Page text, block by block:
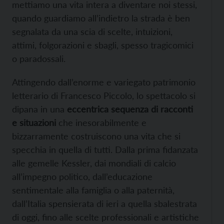
mettiamo una vita intera a diventare noi stessi,
quando guardiamo all’indietro la strada è ben
segnalata da una scia di scelte, intuizioni,
attimi, folgorazioni e sbagli, spesso tragicomici
o paradossali.
Attingendo dall’enorme e variegato patrimonio
letterario di Francesco Piccolo, lo spettacolo si
dipana in una eccentrica sequenza di racconti
e situazioni che inesorabilmente e
bizzarramente costruiscono una vita che si
specchia in quella di tutti. Dalla prima fidanzata
alle gemelle Kessler, dai mondiali di calcio
all’impegno politico, dall’educazione
sentimentale alla famiglia o alla paternità,
dall’Italia spensierata di ieri a quella sbalestrata
di oggi, fino alle scelte professionali e artistiche